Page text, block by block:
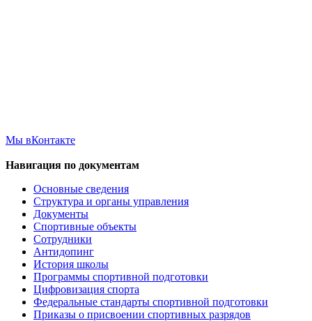
Мы вКонтакте
Навигация по документам
Основные сведения
Структура и органы управления
Документы
Спортивные объекты
Сотрудники
Антидопинг
История школы
Программы спортивной подготовки
Цифровизация спорта
Федеральные стандарты спортивной подготовки
Приказы о присвоении спортивных разрядов